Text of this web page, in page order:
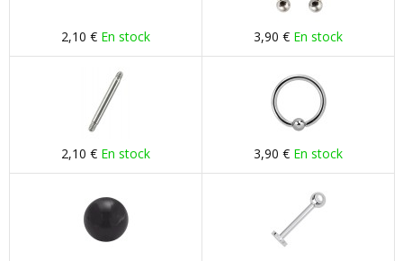
2,10 € En stock 3,90 € En stock
2,10 € En stock 3,90 € En stock